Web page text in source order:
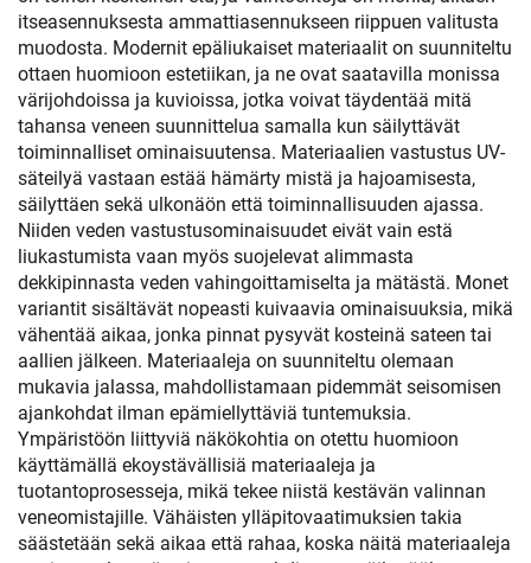
itseasennuksesta ammattiasennukseen riippuen valitusta
muodosta. Modernit epäliukaiset materiaalit on suunniteltu
ottaen huomioon estetiikan, ja ne ovat saatavilla monissa
värijohdoissa ja kuvioissa, jotka voivat täydentää mitä
tahansa veneen suunnittelua samalla kun säilyttävät
toiminnalliset ominaisuutensa. Materiaalien vastustus UV-
säteilyä vastaan estää hämärty mistä ja hajoamisesta,
säilyttäen sekä ulkonäön että toiminnallisuuden ajassa.
Niiden veden vastustusominaisuudet eivät vain estä
liukastumista vaan myös suojelevat alimmasta
dekkipinnasta veden vahingoittamiselta ja mätästä. Monet
variantit sisältävät nopeasti kuivaavia ominaisuuksia, mikä
vähentää aikaa, jonka pinnat pysyvät kosteinä sateen tai
aallien jälkeen. Materiaaleja on suunniteltu olemaan
mukavia jalassa, mahdollistamaan pidemmät seisomisen
ajankohdat ilman epämiellyttäviä tuntemuksia.
Ympäristöön liittyviä näkökohtia on otettu huomioon
käyttämällä ekoystävällisiä materiaaleja ja
tuotantoprosesseja, mikä tekee niistä kestävän valinnan
veneomistajille. Vähäisten ylläpitovaatimuksien takia
säästetään sekä aikaa että rahaa, koska näitä materiaaleja